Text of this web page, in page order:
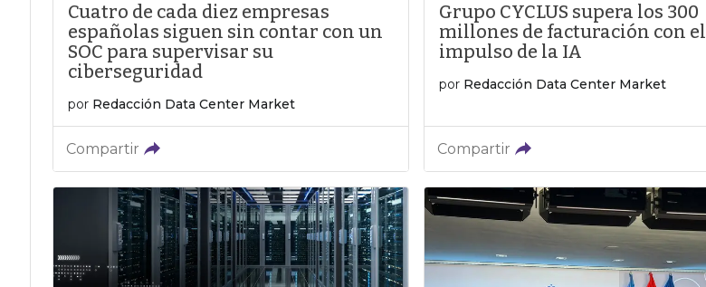
Cuatro de cada diez empresas
españolas siguen sin contar con un
SOC para supervisar su
ciberseguridad
por Redacción Data Center Market
Compartir
Grupo CYCLUS supera los 300
millones de facturación con el
impulso de la IA
por Redacción Data Center Market
Compartir